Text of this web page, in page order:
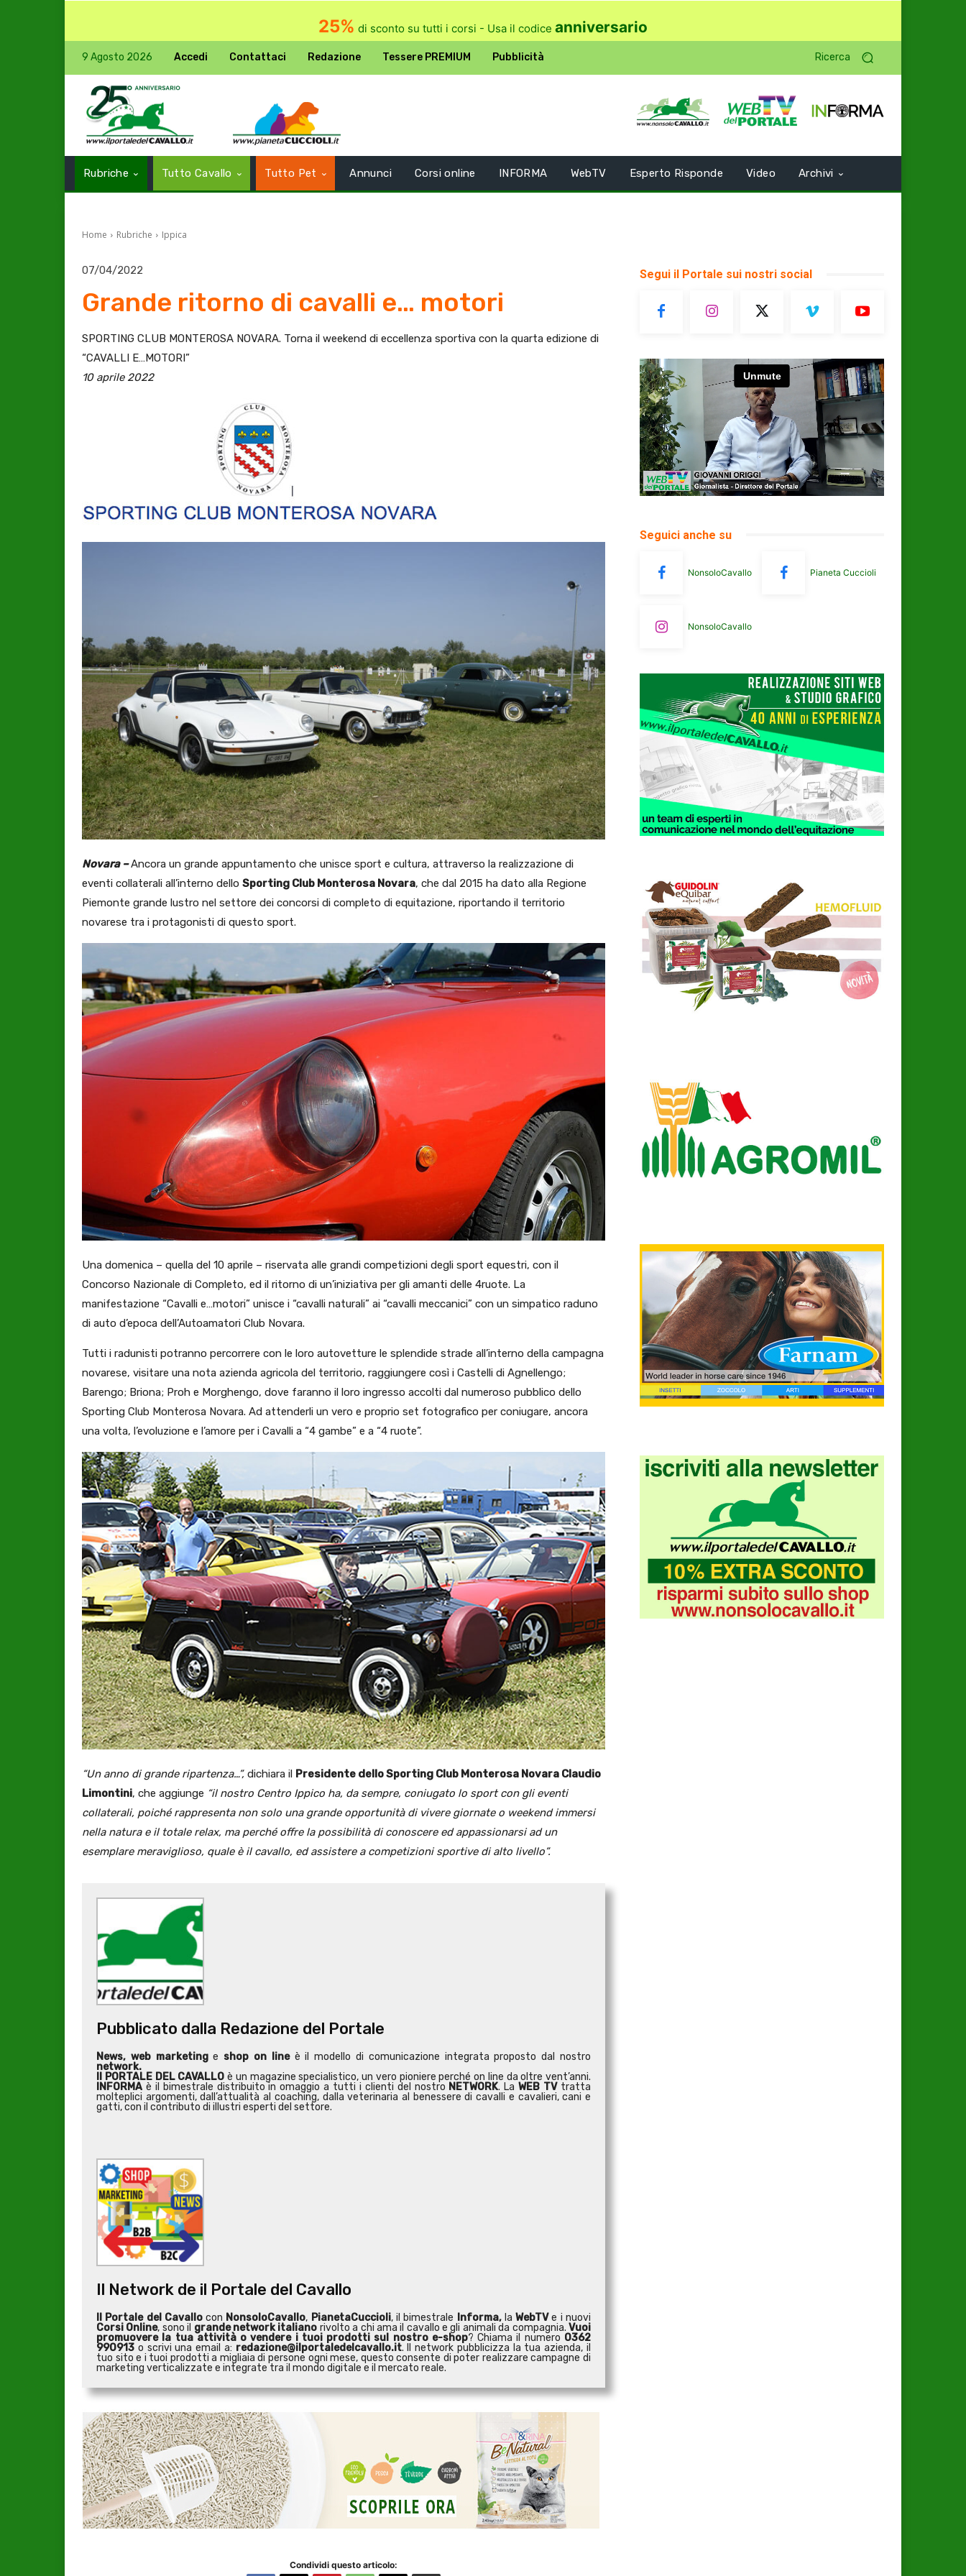
25% di sconto su tutti i corsi - Usa il codice anniversario
9 Agosto 2026 Accedi Contattaci Redazione Tessere PREMIUM Pubblicità Ricerca
Rubriche Tutto Cavallo Tutto Pet Annunci Corsi online INFORMA WebTV Esperto Risponde Video Archivi
Home Rubriche Ippica
07/04/2022
Grande ritorno di cavalli e… motori
SPORTING CLUB MONTEROSA NOVARA. Torna il weekend di eccellenza sportiva con la quarta edizione di
“CAVALLI E…MOTORI”
10 aprile 2022
Novara –Ancora un grande appuntamento che unisce sport e cultura, attraverso la realizzazione di
eventi collaterali all’interno dello Sporting Club Monterosa Novara, che dal 2015 ha dato alla Regione
Piemonte grande lustro nel settore dei concorsi di completo di equitazione, riportando il territorio
novarese tra i protagonisti di questo sport.
Una domenica – quella del 10 aprile – riservata alle grandi competizioni degli sport equestri, con il
Concorso Nazionale di Completo, ed il ritorno di un’iniziativa per gli amanti delle 4ruote. La
manifestazione “Cavalli e…motori” unisce i “cavalli naturali” ai “cavalli meccanici” con un simpatico raduno
di auto d’epoca dell’Autoamatori Club Novara.
Tutti i radunisti potranno percorrere con le loro autovetture le splendide strade all’interno della campagna
novarese, visitare una nota azienda agricola del territorio, raggiungere così i Castelli di Agnellengo;
Barengo; Briona; Proh e Morghengo, dove faranno il loro ingresso accolti dal numeroso pubblico dello
Sporting Club Monterosa Novara. Ad attenderli un vero e proprio set fotografico per coniugare, ancora
una volta, l’evoluzione e l’amore per i Cavalli a “4 gambe” e a “4 ruote”.
“Un anno di grande ripartenza…”, dichiara il Presidente dello Sporting Club Monterosa Novara Claudio
Limontini, che aggiunge “il nostro Centro Ippico ha, da sempre, coniugato lo sport con gli eventi
collaterali, poiché rappresenta non solo una grande opportunità di vivere giornate o weekend immersi
nella natura e il totale relax, ma perché offre la possibilità di conoscere ed appassionarsi ad un
esemplare meraviglioso, quale è il cavallo, ed assistere a competizioni sportive di alto livello”.
Pubblicato dalla Redazione del Portale
News, web marketinge shop on line è il modello di comunicazione integrata proposto dal nostro
network.
Il PORTALE DEL CAVALLO è un magazine specialistico, un vero pioniere perché on line da oltre vent’anni.
INFORMA è il bimestrale distribuito in omaggio a tutti i clienti del nostro NETWORK. LaWEB TV tratta
molteplici argomenti, dall’attualità al coaching, dalla veterinaria al benessere di cavalli e cavalieri, cani e
gatti, con il contributo di illustri esperti del settore.
Il Network de il Portale del Cavallo
Il Portale del Cavallocon NonsoloCavallo, PianetaCuccioli, il bimestrale Informa,laWebTVe i nuovi
Corsi Online, sono il grande network italiano rivolto a chi ama il cavallo e gli animali da compagnia.Vuoi
promuovere la tua attività o vendere i tuoi prodotti sul nostro e-shop? Chiama il numero 0362
990913 o scrivi una email a: redazione@ilportaledelcavallo.it. Il network pubblicizza la tua azienda, il
tuo sito e i tuoi prodotti a migliaia di persone ogni mese, questo consente di poter realizzare campagne di
marketing verticalizzate e integrate tra il mondo digitale e il mercato reale.
Condividi questo articolo:
Segui il Portale sui nostri social
Seguici anche su
NonsoloCavallo Pianeta Cuccioli
NonsoloCavallo